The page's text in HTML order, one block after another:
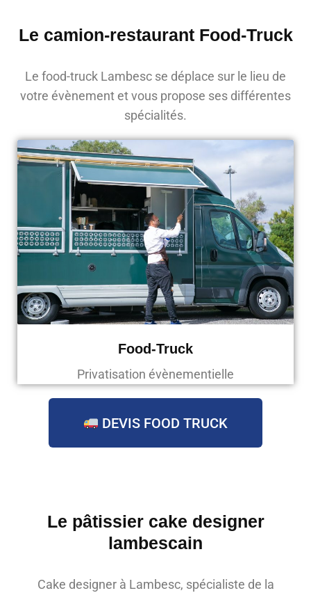
Le camion-restaurant Food-Truck
Le food-truck Lambesc se déplace sur le lieu de
votre évènement et vous propose ses différentes
spécialités.
Food-Truck
Privatisation évènementielle
DEVIS FOOD TRUCK
Le pâtissier cake designer
lambescain
Cake designer à Lambesc, spécialiste de la